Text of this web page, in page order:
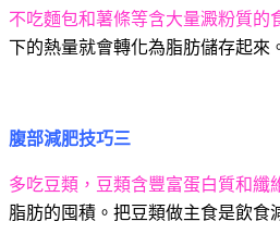
不吃麵包和薯條等含大量澱粉質的
下的熱量就會轉化為脂肪儲存起來
腹部減肥技巧三
多吃豆類，豆類含豐富蛋白質和纖
脂肪的囤積。把豆類做主食是飲食